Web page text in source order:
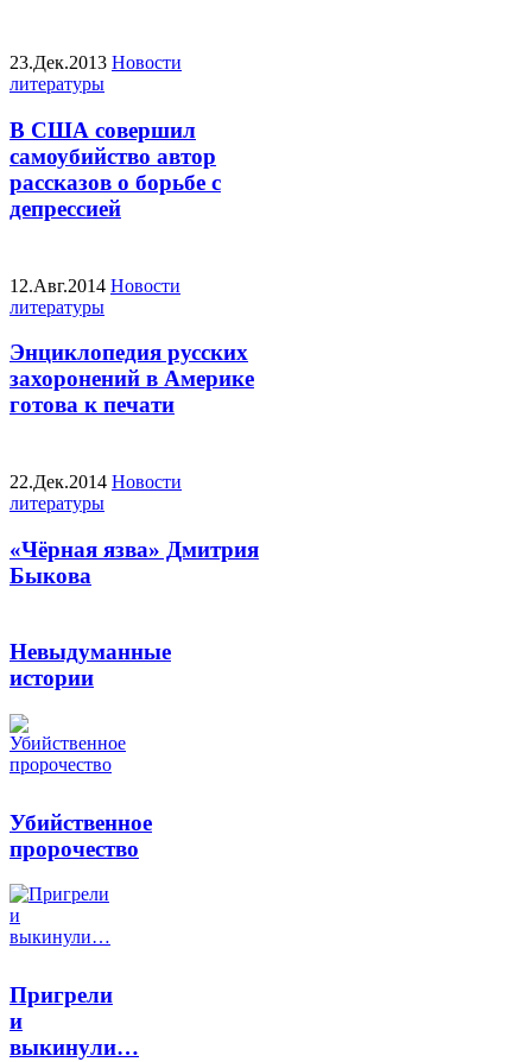
23.Дек.2013 Новости
литературы
В США совершил
самоубийство автор
рассказов о борьбе с
депрессией
12.Авг.2014 Новости
литературы
Энциклопедия русских
захоронений в Америке
готова к печати
22.Дек.2014 Новости
литературы
«Чёрная язва» Дмитрия
Быкова
Невыдуманные
истории
Убийственное
пророчество
Пригрели
и
выкинули…